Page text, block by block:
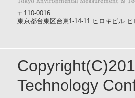
〒110-0016
東京都台東区台東1-14-11 ヒロキビル
Technology